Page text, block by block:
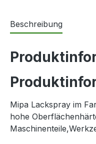
Beschreibung
Mipa Lackspray im
hohe